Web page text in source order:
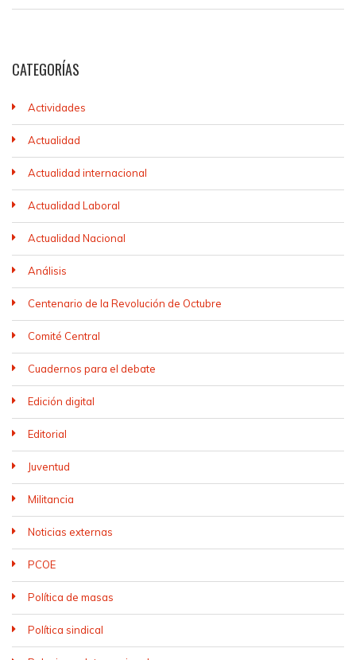
CATEGORÍAS
Actividades
Actualidad
Actualidad internacional
Actualidad Laboral
Actualidad Nacional
Análisis
Centenario de la Revolución de Octubre
Comité Central
Cuadernos para el debate
Edición digital
Editorial
Juventud
Militancia
Noticias externas
PCOE
Política de masas
Política sindical